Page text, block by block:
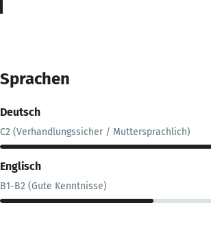
Sprachen
Deutsch
C2 (Verhandlungssicher / Muttersprachlich)
Englisch
B1-B2 (Gute Kenntnisse)